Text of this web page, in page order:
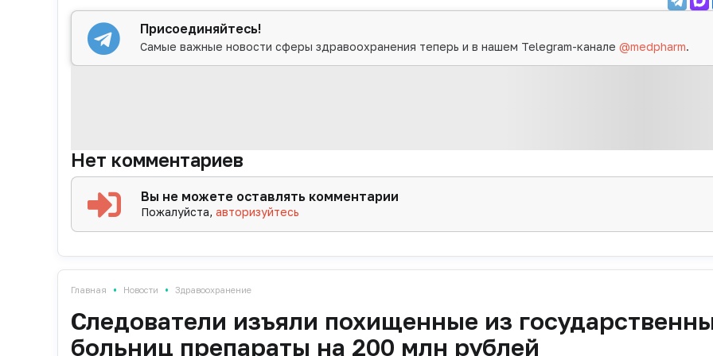
Присоединяйтесь!
Самые важные новости сферы здравоохранения теперь и в нашем Telegram-канале@medpharm.
Нет комментариев
Вы не можете оставлять комментарии
Пожалуйста,авторизуйтесь
Главная • Новости • Здравоохранение
Следователи изъяли похищенные из
больниц препараты на 200 млн рублей